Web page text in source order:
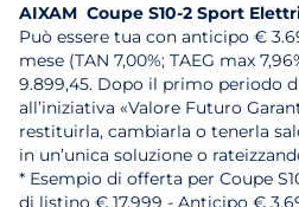
AIXAM Coupe S10-2 Sport
Può essere tua con anticipo €
mese (TAN 7,00%; TAEG max
9.899,45. Dopo il primo periodo
all’iniziativa «Valore Futuro
restituirla, cambiarla o tenerla
in un’unica soluzione o
* Esempio di offerta per Coupe
di listino € 17.999 - Anticipo €